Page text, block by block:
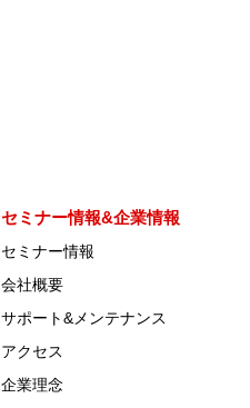
セミナー情報&企業情報
セミナー情報
会社概要
サポート&メンテナンス
アクセス
企業理念